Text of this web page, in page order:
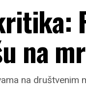
na
na društvenim